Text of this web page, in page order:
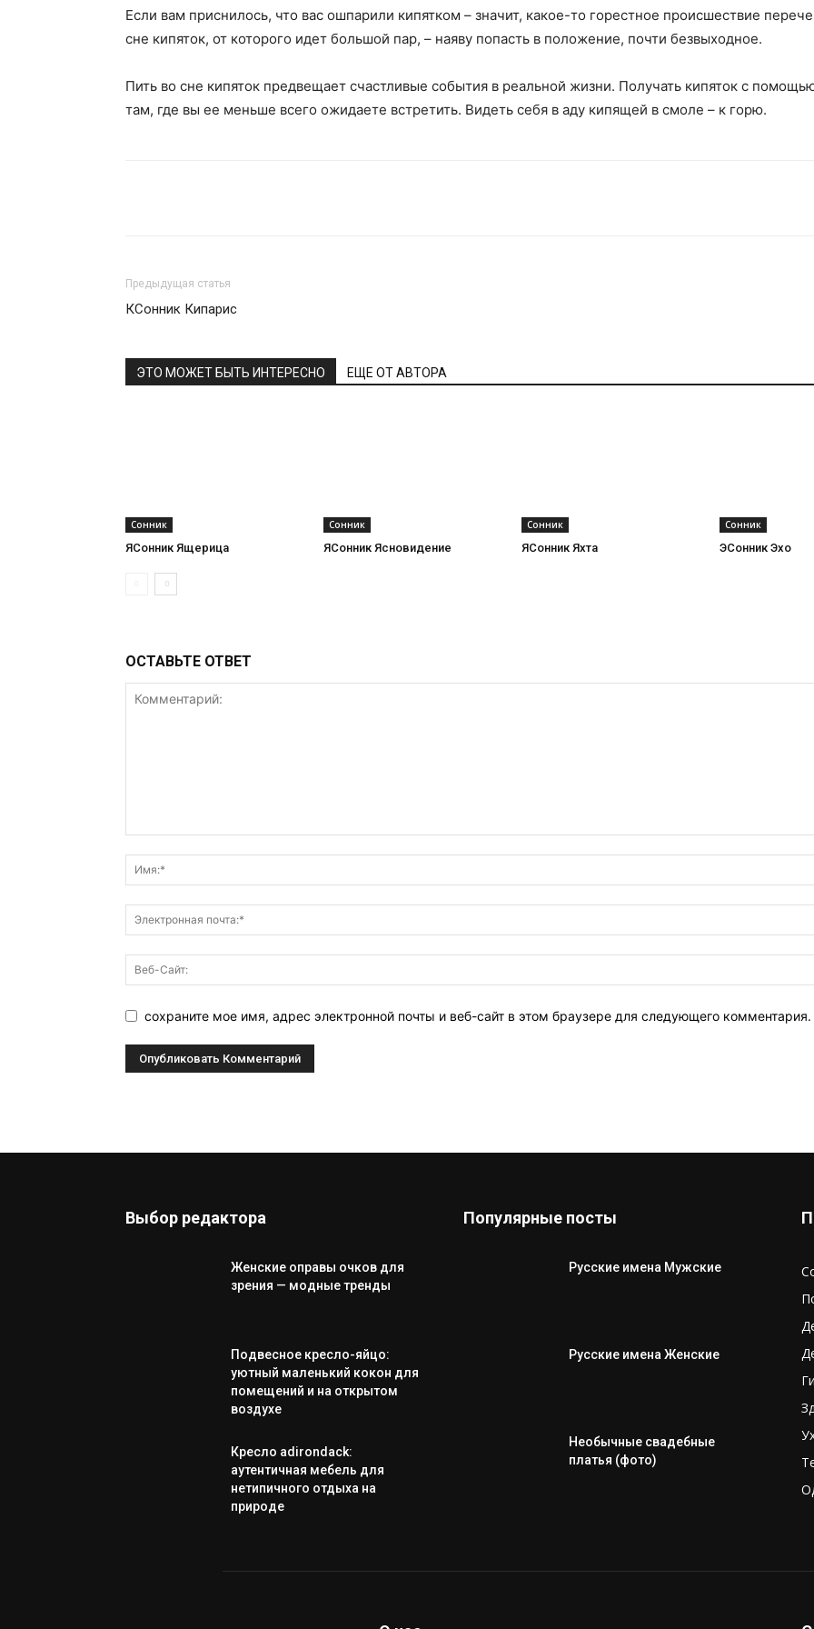
Если вам приснилось, что вас ошпарили кипятком – значит, какое-то горестное происшествие
сне кипяток, от которого идет большой пар, – наяву попасть в положение, почти безвыходное.
Пить во сне кипяток предвещает счастливые события в реальной жизни. Получать кипяток с
там, где вы ее меньше всего ожидаете встретить. Видеть себя в аду кипящей в смоле – к горю.
Предыдущая статья
КСонник Кипарис
ЭТО МОЖЕТ БЫТЬ ИНТЕРЕСНО ЕЩЕ ОТ АВТОРА
Сонник
ЯСонник Ящерица
Сонник
ЯСонник Ясновидение
Сонник
ЯСонник Яхта
Сонник
ЭСонник Эхо
ОСТАВЬТЕ ОТВЕТ
сохраните мое имя, адрес электронной почты и веб-сайт в этом браузере для следующего комментария.
Выбор редактора
Женские оправы очков для
зрения — модные тренды
Подвесное кресло-яйцо:
уютный маленький кокон для
помещений и на открытом
воздухе
Кресло adirondack:
аутентичная мебель для
нетипичного отдыха на
природе
Популярные посты
Русские имена Мужские
Русские имена Женские
Необычные свадебные
платья (фото)